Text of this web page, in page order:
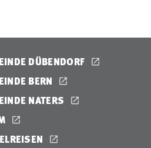
DÜBENDORF
BERN
NATERS